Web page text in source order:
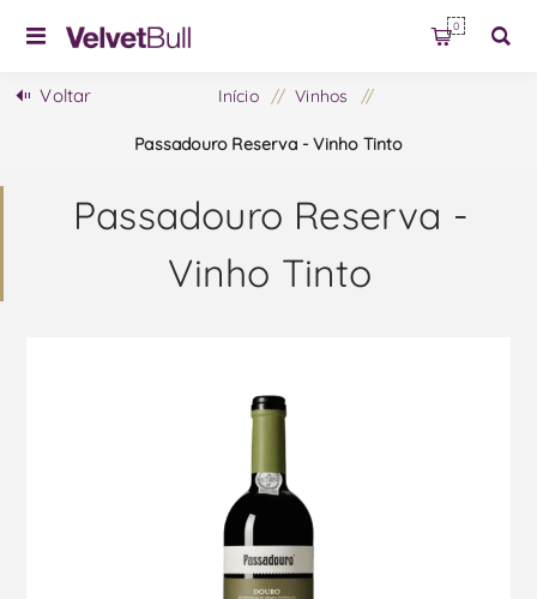
0
Voltar Início / Vinhos /
Passadouro Reserva - Vinho Tinto
Passadouro Reserva -
Vinho Tinto